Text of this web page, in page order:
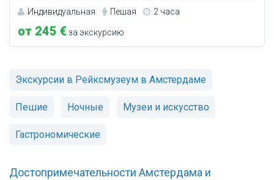
Индивидуальная Пешая 2 часа
от 245 €за экскурсию
Экскурсии в Рейксмузеум в Амстердаме
Пешие Ночные Музеи и искусство
Гастрономические
Достопримечательности Амстердама и